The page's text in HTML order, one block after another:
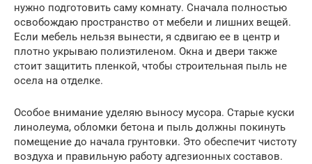
нужно подготовить саму комнату. Сначала полностью
освобождаю пространство от мебели и лишних вещей.
Если мебель нельзя вынести, я сдвигаю ее в центр и
плотно укрываю полиэтиленом. Окна и двери также
стоит защитить пленкой, чтобы строительная пыль не
осела на отделке.
Особое внимание уделяю выносу мусора. Старые куски
линолеума, обломки бетона и пыль должны покинуть
помещение до начала грунтовки. Это обеспечит чистоту
воздуха и правильную работу адгезионных составов.